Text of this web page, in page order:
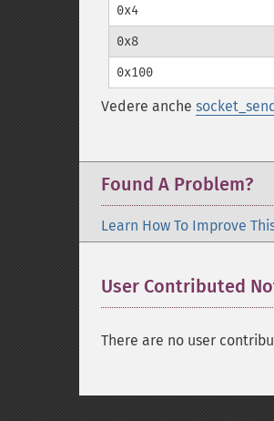
0x4
0x8
0x100
Vedere anche
Found A Problem?
Learn How To Improve
User Contributed
There are no user